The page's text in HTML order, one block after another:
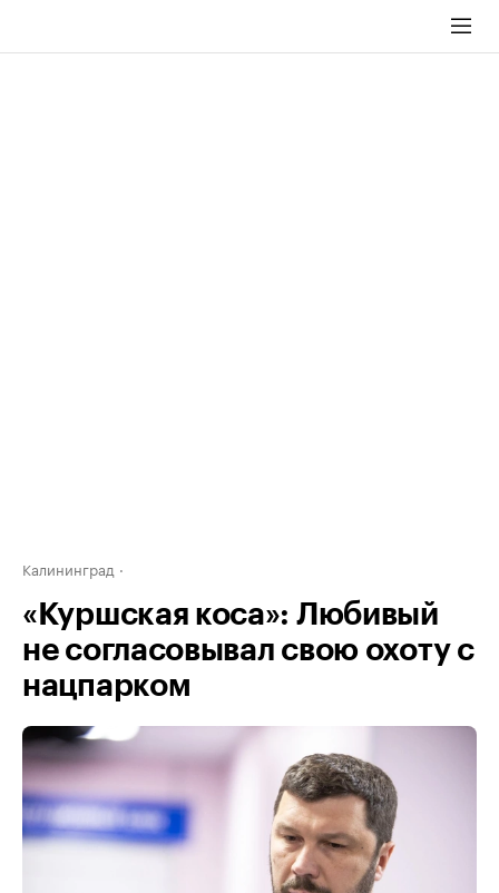
Калининград
«Куршская коса»: Любивый
не согласовывал свою охоту с
нацпарком